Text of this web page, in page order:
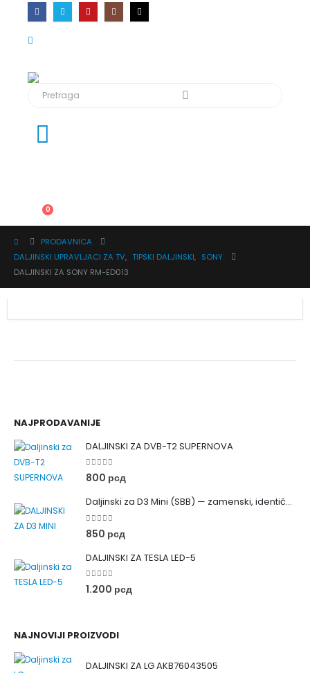
0
PRODAVNICA
DALJINSKI UPRAVLJACI ZA TV, TIPSKI DALJINSKI, SONY
DALJINSKI ZA SONY RM-ED013
NAJPRODAVANIJE
DALJINSKI ZA DVB-T2 SUPERNOVA
0out of 5
800 рсд
Daljinski za D3 Mini (SBB) — zamenski, identičan originalu
0out of 5
850 рсд
DALJINSKI ZA TESLA LED-5
0 out of 5
1.200 рсд
NAJNOVIJI PROIZVODI
DALJINSKI ZA LG AKB76043505